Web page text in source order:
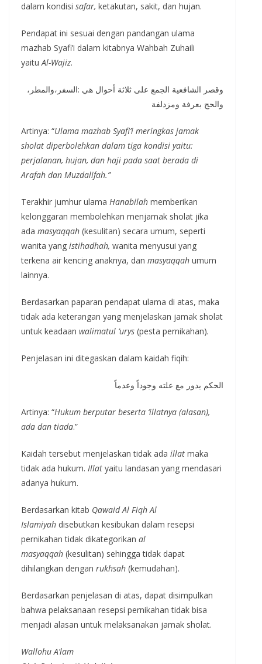
dalam kondisi safar, ketakutan, sakit, dan hujan.
Pendapat ini sesuai dengan pandangan ulama
mazhab Syafi’i dalam kitabnya Wahbah Zuhaili
yaitu Al-Wajiz.
وقصر الشافعية الجمع على ثلاثة أحوال هي :السفر،والمطر،
والحج بعرفة ومزدلفة
Artinya: “Ulama mazhab Syafi’i meringkas jamak
sholat diperbolehkan dalam tiga kondisi yaitu:
perjalanan, hujan, dan haji pada saat berada di
Arafah dan Muzdalifah.”
Terakhir jumhur ulama Hanabilah memberikan
kelonggaran membolehkan menjamak sholat jika
ada masyaqqah (kesulitan) secara umum, seperti
wanita yang istihadhah, wanita menyusui yang
terkena air kencing anaknya, dan masyaqqah umum
lainnya.
Berdasarkan paparan pendapat ulama di atas, maka
tidak ada keterangan yang menjelaskan jamak sholat
untuk keadaan walimatul ‘urys (pesta pernikahan).
Penjelasan ini ditegaskan dalam kaidah fiqih:
الحكم يدور مع علته وجوداً وعدماً
Artinya: “Hukum berputar beserta ‘illatnya (alasan),
ada dan tiada.”
Kaidah tersebut menjelaskan tidak ada illat maka
tidak ada hukum. Illat yaitu landasan yang mendasari
adanya hukum.
Berdasarkan kitab Qawaid Al Fiqh Al
Islamiyah disebutkan kesibukan dalam resepsi
pernikahan tidak dikategorikan al
masyaqqah (kesulitan) sehingga tidak dapat
dihilangkan dengan rukhsah (kemudahan).
Berdasarkan penjelasan di atas, dapat disimpulkan
bahwa pelaksanaan resepsi pernikahan tidak bisa
menjadi alasan untuk melaksanakan jamak sholat.
Wallohu A’lam